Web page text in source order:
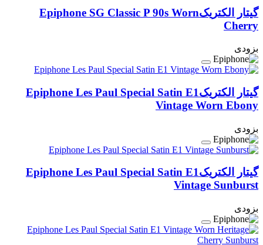
گیتار الکتریکEpiphone SG Classic P 90s Worn
Cherry
بزودی
گیتار الکتریکEpiphone Les Paul Special Satin E1
Vintage Worn Ebony
بزودی
گیتار الکتریکEpiphone Les Paul Special Satin E1
Vintage Sunburst
بزودی